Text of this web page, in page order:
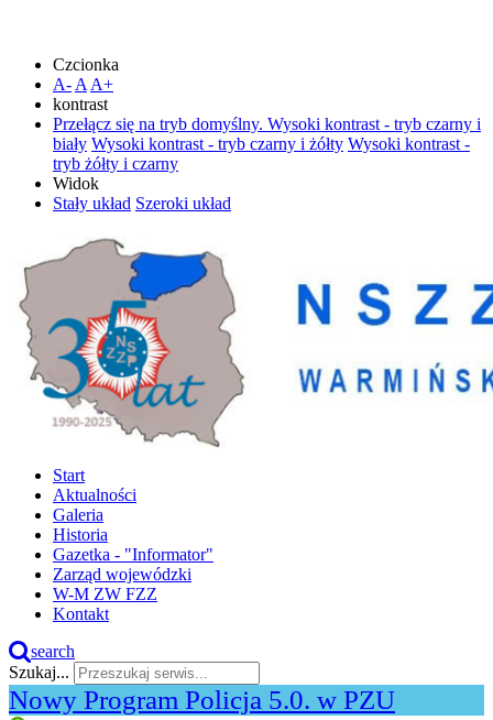
Czcionka
A- A A+
kontrast
Przełącz się na tryb domyślny. Wysoki kontrast - tryb czarny i
biały Wysoki kontrast - tryb czarny i żółty Wysoki kontrast -
tryb żółty i czarny
Widok
Stały układ Szeroki układ
Start
Aktualności
Galeria
Historia
Gazetka - "Informator"
Zarząd wojewódzki
W-M ZW FZZ
Kontakt
search
Szukaj...
Nowy Program Policja 5.0. w PZU